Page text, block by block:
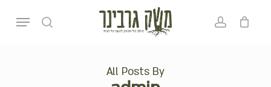
search account
Menu
סל קניות סגירה
All Posts By